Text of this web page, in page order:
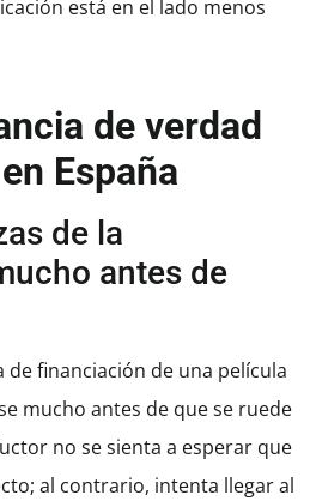
está en el lado menos
de verdad
España
de la
antes de
de financiación de una película
mucho antes de que se ruede
no se sienta a esperar que
al contrario, intenta llegar al